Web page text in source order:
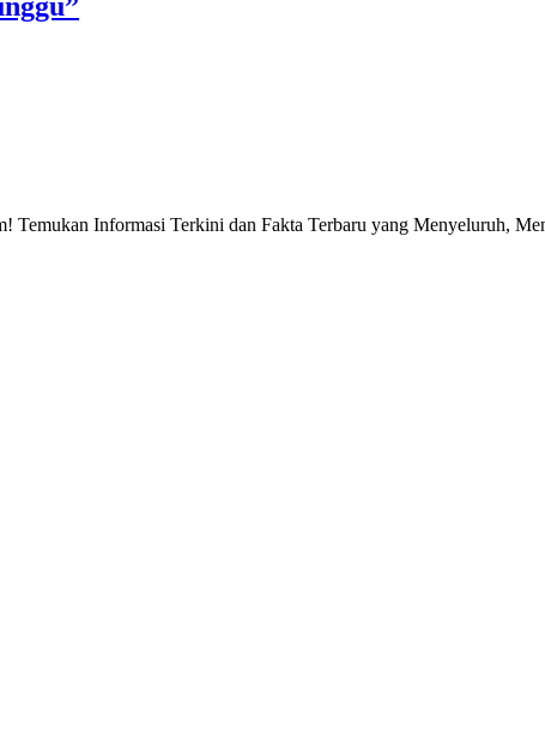
Temukan Informasi Terkini dan Fakta Terbaru yang Menyeluruh,